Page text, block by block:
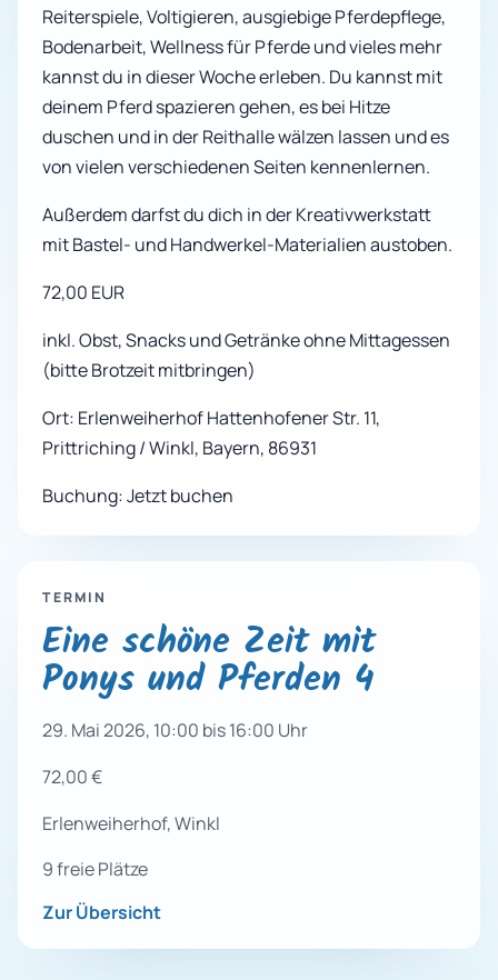
Reiterspiele, Voltigieren, ausgiebige Pferdepflege,
Bodenarbeit, Wellness für Pferde und vieles mehr
kannst du in dieser Woche erleben. Du kannst mit
deinem Pferd spazieren gehen, es bei Hitze
duschen und in der Reithalle wälzen lassen und es
von vielen verschiedenen Seiten kennenlernen.
Außerdem darfst du dich in der Kreativwerkstatt
mit Bastel- und Handwerkel-Materialien austoben.
72,00 EUR
inkl. Obst, Snacks und Getränke ohne Mittagessen
(bitte Brotzeit mitbringen)
Ort: Erlenweiherhof Hattenhofener Str. 11,
Prittriching / Winkl, Bayern, 86931
Buchung: Jetzt buchen
TERMIN
Eine schöne Zeit mit
Ponys und Pferden 4
29. Mai 2026, 10:00 bis 16:00 Uhr
72,00 €
Erlenweiherhof, Winkl
9 freie Plätze
Zur Übersicht